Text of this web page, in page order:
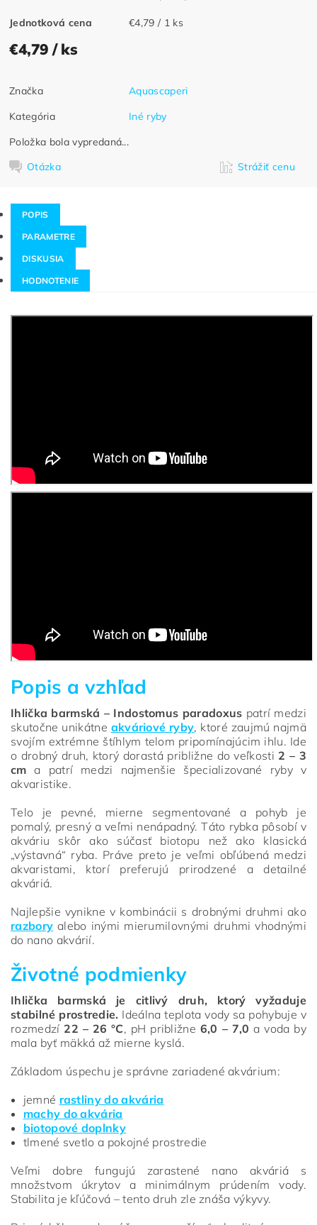
Jednotková cena €4,79 / 1 ks
€4,79/ ks
Značka
Aquascaperi
Kategória
Iné ryby
Položka bola vypredaná...
Otázka
Strážiť cenu
POPIS
PARAMETRE
DISKUSIA
HODNOTENIE
Popis a vzhľad
Ihlička barmská – Indostomus paradoxus patrí medzi
skutočne unikátne akváriové ryby, ktoré zaujmú najmä
svojím extrémne štíhlym telom pripomínajúcim ihlu. Ide
o drobný druh, ktorý dorastá približne do veľkosti 2 – 3
cm a patrí medzi najmenšie špecializované ryby v
akvaristike.
Telo je pevné, mierne segmentované a pohyb je
pomalý, presný a veľmi nenápadný. Táto rybka pôsobí v
akváriu skôr ako súčasť biotopu než ako klasická
„výstavná“ ryba. Práve preto je veľmi obľúbená medzi
akvaristami, ktorí preferujú prirodzené a detailné
akváriá.
Najlepšie vynikne v kombinácii s drobnými druhmi ako
razbory alebo inými mierumilovnými druhmi vhodnými
do nano akvárií.
Životné podmienky
Ihlička barmská je citlivý druh, ktorý vyžaduje
stabilné prostredie. Ideálna teplota vody sa pohybuje v
rozmedzí 22 – 26 °C, pH približne 6,0 – 7,0 a voda by
mala byť mäkká až mierne kyslá.
Základom úspechu je správne zariadené akvárium:
jemné rastliny do akvária
machy do akvária
biotopové doplnky
tlmené svetlo a pokojné prostredie
Veľmi dobre fungujú zarastené nano akváriá s
množstvom úkrytov a minimálnym prúdením vody.
Stabilita je kľúčová – tento druh zle znáša výkyvy.